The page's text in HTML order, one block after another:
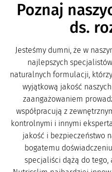
Poznaj
ds.
Jesteśmy dumni, że w
najlepszych
naturalnych formulacji,
wyjątkową jakość
zaangażowaniem
współpracują z
kontrolnymi i innymi
jakość i bezpieczeństwo
bogatemu
specjaliści dążą do